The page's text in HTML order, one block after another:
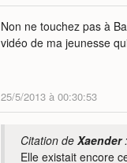
Non ne touchez pas à
vidéo de ma jeunesse
25/5/2013 à 00:30:53
Citation de Xaender:
Elle existait encore